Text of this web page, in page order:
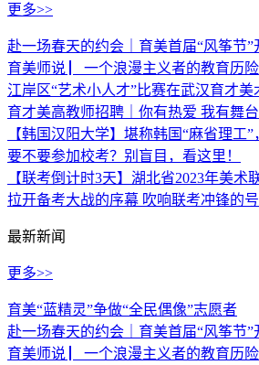
更多>>
赴一场春天的约会｜育美首届“风筝节”
育美师说 ▏一个浪漫主义者的教育历险
江岸区“艺术小人才”比赛在武汉育才美
育才美高教师招聘｜你有热爱 我有舞台
【韩国汉阳大学】堪称韩国“麻省理工”
要不要参加校考？别盲目，看这里！
【联考倒计时3天】湖北省2023年美术
拉开备考大战的序幕 吹响联考冲锋的
最新新闻
更多>>
育美“蓝精灵”争做“全民偶像”志愿者
赴一场春天的约会｜育美首届“风筝节”
育美师说 ▏一个浪漫主义者的教育历险